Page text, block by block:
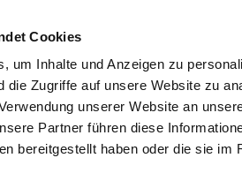
Cookies
um Inhalte und Anzeigen zu
die Zugriffe auf unsere Website zu
unserer Website an
Partner führen diese
bereitgestellt haben oder die sie im
Kontakt 0 44 89 - 92 34 67 6